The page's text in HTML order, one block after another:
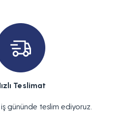
Teslimat
gününde teslim ediyoruz.